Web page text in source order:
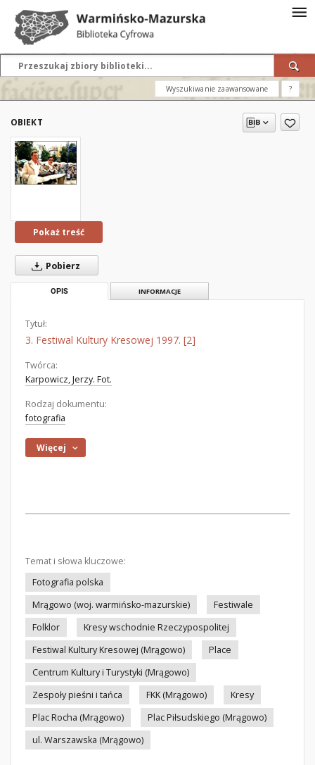
Wyszukiwanie zaawansowane ?
OBIEKT
Pokaż treść
Pobierz
OPIS INFORMACJE
Tytuł:
3. Festiwal Kultury Kresowej 1997. [2]
Twórca:
Karpowicz, Jerzy. Fot.
Rodzaj dokumentu:
fotografia
Więcej
Temat i słowa kluczowe:
Fotografia polska
Mrągowo (woj. warmińsko-mazurskie)
Festiwale
Folklor
Kresy wschodnie Rzeczypospolitej
Festiwal Kultury Kresowej (Mrągowo)
Place
Centrum Kultury i Turystyki (Mrągowo)
Zespoły pieśni i tańca
FKK (Mrągowo)
Kresy
Plac Rocha (Mrągowo)
Plac Piłsudskiego (Mrągowo)
ul. Warszawska (Mrągowo)